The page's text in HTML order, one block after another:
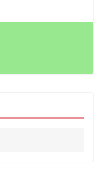
子育て